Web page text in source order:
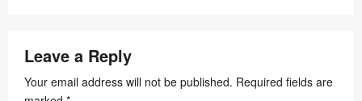
g
a
Leave a Reply
Your email address will not be published. Required fields are